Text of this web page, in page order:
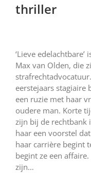
thriller
‘Lieve
Max van Olden, die
eerstejaars
een ruzie met haar
oudere man. Korte
zijn bij de rechtbank
haar een voorstel
haar carrière begint
begint ze een
zijn…